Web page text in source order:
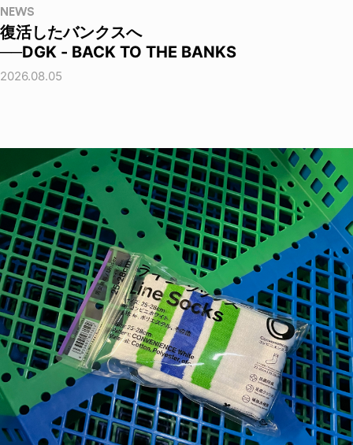
NEWS
復活したバンクスへ
──DGK - BACK TO THE BANKS
2026.08.05